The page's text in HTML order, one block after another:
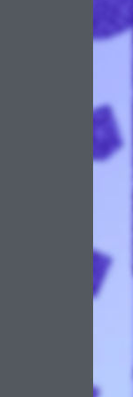
Store,
de
et des
EPIC
futuriste,
offre de